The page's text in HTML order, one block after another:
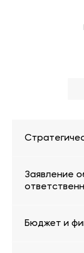
Заявление
Бюджет и